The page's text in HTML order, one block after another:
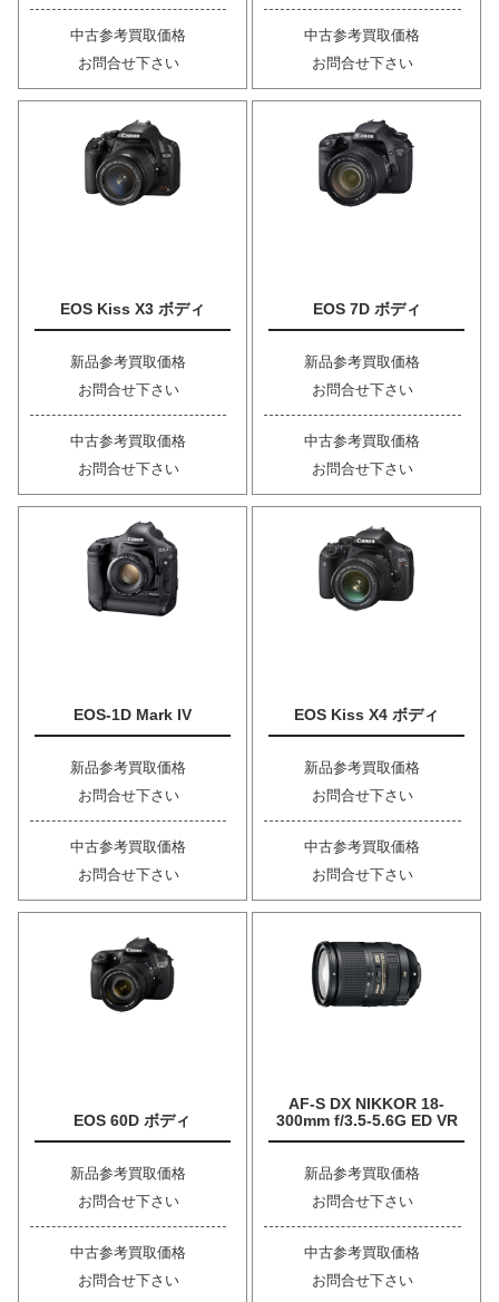
中古参考買取価格
お問合せ下さい
中古参考買取価格
お問合せ下さい
EOS Kiss X3 ボディ
新品参考買取価格
お問合せ下さい
中古参考買取価格
お問合せ下さい
EOS 7D ボディ
新品参考買取価格
お問合せ下さい
中古参考買取価格
お問合せ下さい
EOS-1D Mark IV
新品参考買取価格
お問合せ下さい
中古参考買取価格
お問合せ下さい
EOS Kiss X4 ボディ
新品参考買取価格
お問合せ下さい
中古参考買取価格
お問合せ下さい
EOS 60D ボディ
新品参考買取価格
お問合せ下さい
中古参考買取価格
お問合せ下さい
AF-S DX NIKKOR 18-
300mm f/3.5-5.6G ED VR
新品参考買取価格
お問合せ下さい
中古参考買取価格
お問合せ下さい